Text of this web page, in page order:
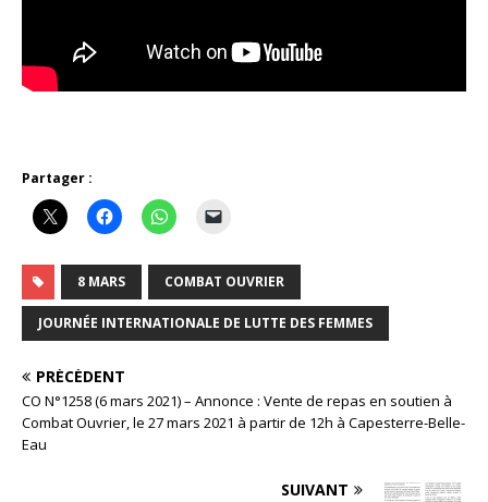
Partager :
8 MARS COMBAT OUVRIER
JOURNÉE INTERNATIONALE DE LUTTE DES FEMMES
PRÉCÉDENT
CO N°1258 (6 mars 2021) – Annonce : Vente de repas en soutien à
Combat Ouvrier, le 27 mars 2021 à partir de 12h à Capesterre-Belle-
Eau
SUIVANT